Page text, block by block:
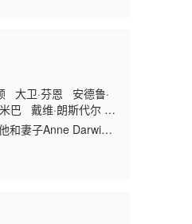
大卫·芬恩 安德鲁·
巴 戴维·朗斯代尔
Walmsley Alice
和妻子Anne Darwin